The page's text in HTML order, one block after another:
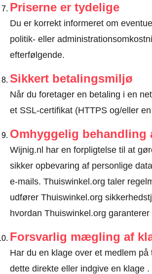
Priserne er tydelige
Du er korrekt informeret om
politik- eller
efterfølgende.
Sikkert betalingsmiljø
Når du foretager en betaling i en
et SSL-certifikat (HTTPS og/eller
Omhyggelig behandling
Wijnig.nl har en forpligtelse til at
sikker opbevaring af personlige
e-mails. Thuiswinkel.org taler
udfører Thuiswinkel.org
hvordan Thuiswinkel.org garanterer
Forsvarlig mægling af
Har du en klage over et medlem
dette direkte ellerindgive en klage.